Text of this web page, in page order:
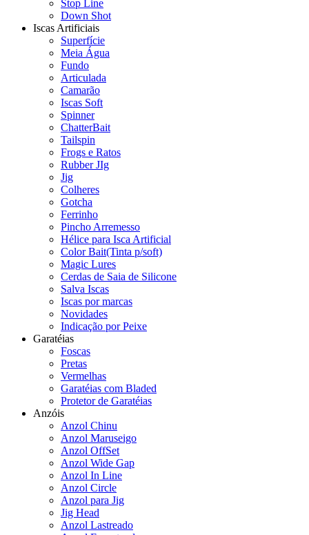
Stop Line
Down Shot
Iscas Artificiais
Superfície
Meia Água
Fundo
Articulada
Camarão
Iscas Soft
Spinner
ChatterBait
Tailspin
Frogs e Ratos
Rubber JIg
Jig
Colheres
Gotcha
Ferrinho
Pincho Arremesso
Hélice para Isca Artificial
Color Bait(Tinta p/soft)
Magic Lures
Cerdas de Saia de Silicone
Salva Iscas
Iscas por marcas
Novidades
Indicação por Peixe
Garatéias
Foscas
Pretas
Vermelhas
Garatéias com Bladed
Protetor de Garatéias
Anzóis
Anzol Chinu
Anzol Maruseigo
Anzol OffSet
Anzol Wide Gap
Anzol In Line
Anzol Circle
Anzol para Jig
Jig Head
Anzol Lastreado